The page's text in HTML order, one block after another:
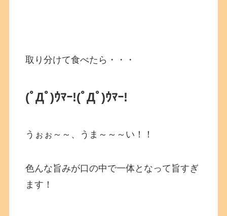
取り分けて食べたら・・・
(ﾟДﾟ)ｳﾏｰ!(ﾟДﾟ)ｳﾏｰ!
うぉぉ～～、うま～～～い！！
色んな旨みが口の中で一体となって旨すぎ
ます！